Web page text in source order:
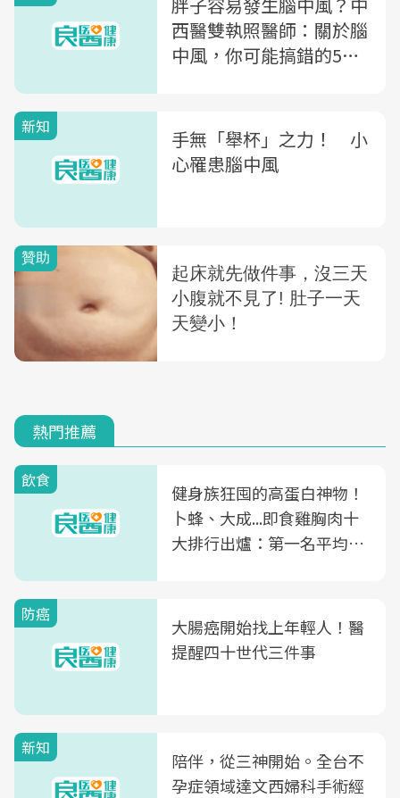
西醫雙執照醫師：關於腦
中風，你可能搞錯的5件
新知
手無「舉杯」之力！ 小
心罹患腦中風
熱門推薦
飲食
健身族狂囤的高蛋白神物！
卜蜂、大成...即食雞胸肉十
大排行出爐：第一名平均一
防癌
大腸癌開始找上年輕人！醫
提醒四十世代三件事
新知
陪伴，從三神開始。全台不
孕症領域達文西婦科手術經